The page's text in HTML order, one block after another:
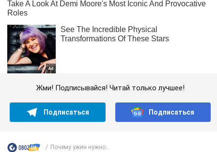
Жми! Подписывайся! Читай только лучшее!
Подписаться Подписаться
Почему ужин нужно...